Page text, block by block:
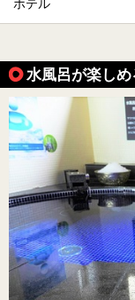
ホテル
水風呂が楽し